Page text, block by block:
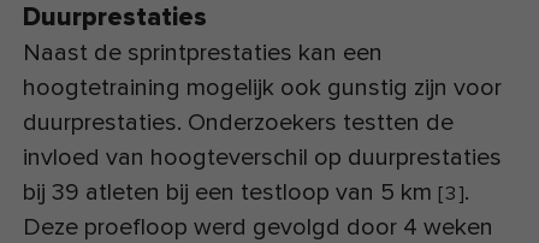
Duurprestaties
Naast de sprintprestaties kan een
hoogtetraining mogelijk ook gunstig zijn voor
duurprestaties. Onderzoekers testten de
invloed van hoogteverschil op duurprestaties
bij 39 atleten bij een testloop van 5 km [3].
Deze proefloop werd gevolgd door 4 weken